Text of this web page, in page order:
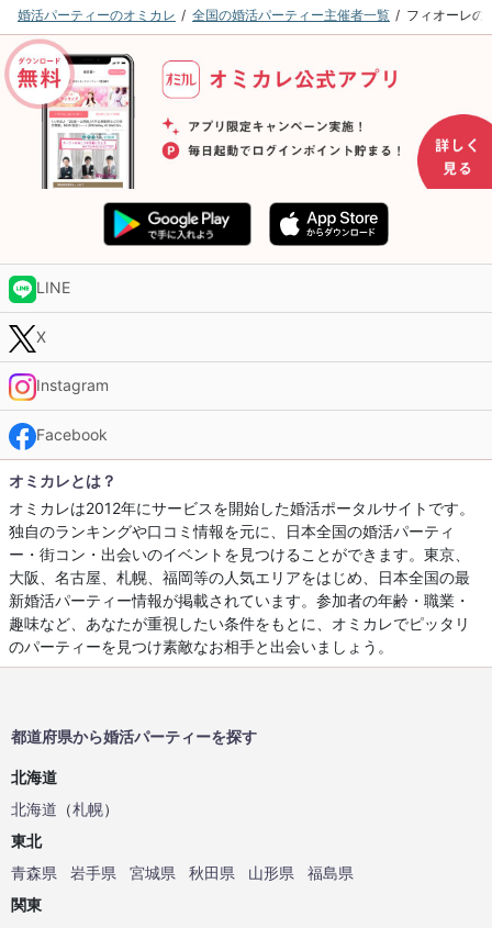
婚活パーティーのオミカレ 全国の婚活パーティー主催者一覧 フィオーレの
LINE
X
Instagram
Facebook
オミカレとは？
オミカレは2012年にサービスを開始した婚活ポータルサイトです。
独自のランキングや口コミ情報を元に、日本全国の婚活パーティ
ー・街コン・出会いのイベントを見つけることができます。東京、
大阪、名古屋、札幌、福岡等の人気エリアをはじめ、日本全国の最
新婚活パーティー情報が掲載されています。参加者の年齢・職業・
趣味など、あなたが重視したい条件をもとに、オミカレでピッタリ
のパーティーを見つけ素敵なお相手と出会いましょう。
都道府県から婚活パーティーを探す
北海道
北海道 （札幌）
東北
青森県
岩手県 宮城県 秋田県 山形県
福島県
関東